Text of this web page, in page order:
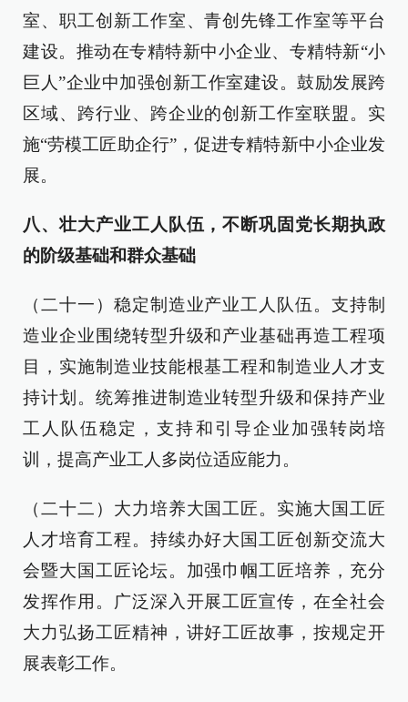
室、职工创新工作室、青创先锋工作室等平台
建设。推动在专精特新中小企业、专精特新“小
巨人”企业中加强创新工作室建设。鼓励发展跨
区域、跨行业、跨企业的创新工作室联盟。实
施“劳模工匠助企行”，促进专精特新中小企业发
展。
八、壮大产业工人队伍，不断巩固党长期执政
的阶级基础和群众基础
（二十一）稳定制造业产业工人队伍。支持制
造业企业围绕转型升级和产业基础再造工程项
目，实施制造业技能根基工程和制造业人才支
持计划。统筹推进制造业转型升级和保持产业
工人队伍稳定，支持和引导企业加强转岗培
训，提高产业工人多岗位适应能力。
（二十二）大力培养大国工匠。实施大国工匠
人才培育工程。持续办好大国工匠创新交流大
会暨大国工匠论坛。加强巾帼工匠培养，充分
发挥作用。广泛深入开展工匠宣传，在全社会
大力弘扬工匠精神，讲好工匠故事，按规定开
展表彰工作。